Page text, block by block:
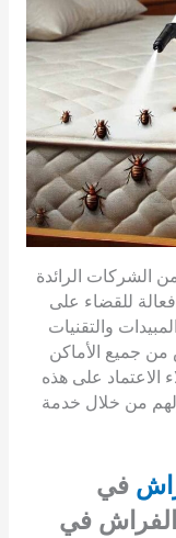
الشركات الرائدة
للقضاء على
والتقنيات
من جميع الأماكن
الاعتماد على هذه
من خلال خدمة
في
الفراش في